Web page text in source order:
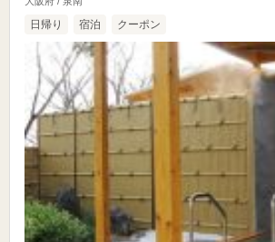
日帰り 宿泊 クーポン